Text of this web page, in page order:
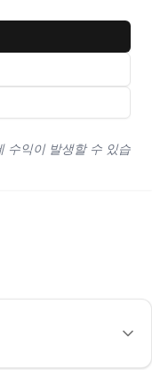
수익이 발생할 수 있습